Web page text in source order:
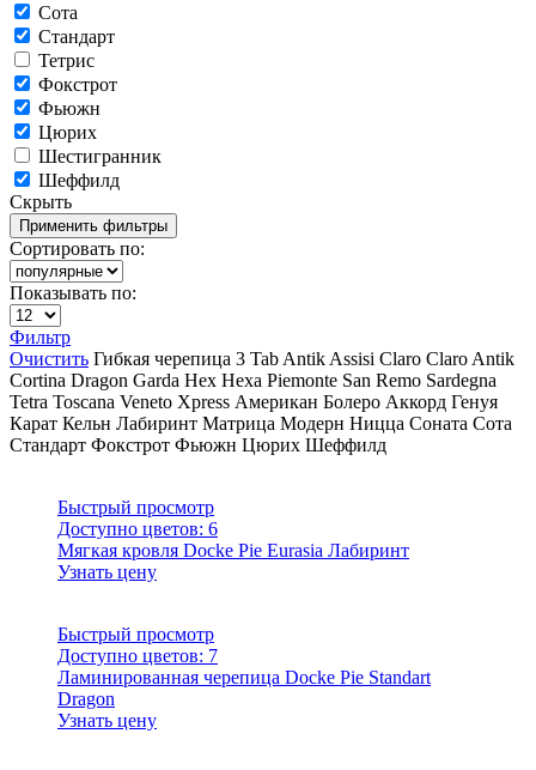
Сота
Стандарт
Тетрис
Фокстрот
Фьюжн
Цюрих
Шестигранник
Шеффилд
Скрыть
Сортировать по:
Показывать по:
Фильтр
Очистить Гибкая черепица 3 Tab Antik Assisi Claro Claro Antik
Cortina Dragon Garda Hex Hexa Piemonte San Remo Sardegna
Tetra Toscana Veneto Xpress Американ Болеро Аккорд Генуя
Карат Кельн Лабиринт Матрица Модерн Ницца Соната Сота
Стандарт Фокстрот Фьюжн Цюрих Шеффилд
Быстрый просмотр
Доступно цветов: 6
Мягкая кровля Docke Pie Eurasia Лабиринт
Узнать цену
Быстрый просмотр
Доступно цветов: 7
Ламинированная черепица Docke Pie Standart
Dragon
Узнать цену